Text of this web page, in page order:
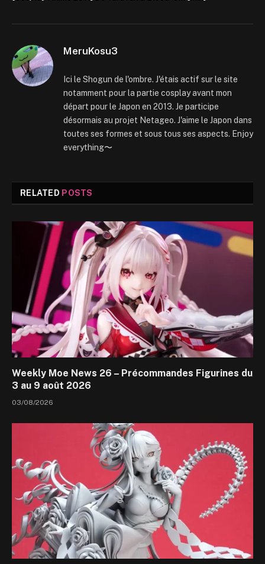
MeruKosu3
Ici le Shogun de l'ombre. J'étais actif sur le site
notamment pour la partie cosplay avant mon
départ pour le Japon en 2013. Je participe
désormais au projet Netageo. J'aime le Japon dans
toutes ses formes et sous tous ses aspects. Enjoy
everything〜
RELATED POSTS
Weekly Moe News 26 – Précommandes Figurines du
3 au 9 août 2026
03/08/2026